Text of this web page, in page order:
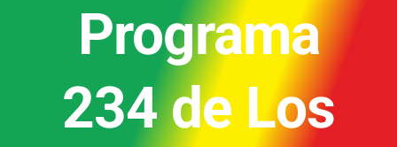
Programa
234 de Los